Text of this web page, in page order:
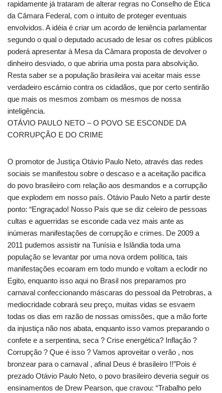
rapidamente já trataram de alterar regras no Conselho de Ética
da Câmara Federal, com o intuito de proteger eventuais
envolvidos. A idéia é criar um acordo de leniência parlamentar
segundo o qual o deputado acusado de lesar os cofres públicos
poderá apresentar à Mesa da Câmara proposta de devolver o
dinheiro desviado, o que abriria uma posta para absolvição.
Resta saber se a população brasileira vai aceitar mais esse
verdadeiro escárnio contra os cidadãos, que por certo sentirão
que mais os mesmos zombam os mesmos de nossa
inteligência.
OTÁVIO PAULO NETO – O POVO SE ESCONDE DA
CORRUPÇÃO E DO CRIME
O promotor de Justiça Otávio Paulo Neto, através das redes
sociais se manifestou sobre o descaso e a aceitação pacifica
do povo brasileiro com relação aos desmandos e a corrupção
que explodem em nosso país. Otávio Paulo Neto a partir deste
ponto: “Engraçado! Nosso País que se diz celeiro de pessoas
cultas e aguerridas se esconde cada vez mais ante as
inúmeras manifestações de corrupção e crimes. De 2009 a
2011 pudemos assistir na Tunísia e Islândia toda uma
população se levantar por uma nova ordem política, tais
manifestações ecoaram em todo mundo e voltam a eclodir no
Egito, enquanto isso aqui no Brasil nos preparamos pro
carnaval confeccionando máscaras do pessoal da Petrobras, a
mediocridade cobrará seu preço, muitas vidas se esvaem
todas os dias em razão de nossas omissões, que a mão forte
da injustiça não nos abata, enquanto isso vamos preparando o
confete e a serpentina, seca ? Crise energética? Inflação ?
Corrupção ? Que é isso ? Vamos aproveitar o verão , nos
bronzear para o carnaval , afinal Deus é brasileiro !!”Pois é
prezado Otávio Paulo Neto, o povo brasileiro deveria seguir os
ensinamentos de Drew Pearson, que cravou: “Trabalho pelo